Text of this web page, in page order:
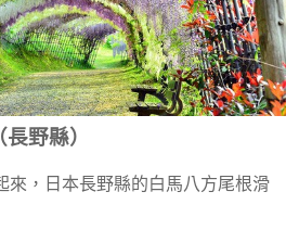
野縣）
來，日本長野縣的白馬八方尾根滑